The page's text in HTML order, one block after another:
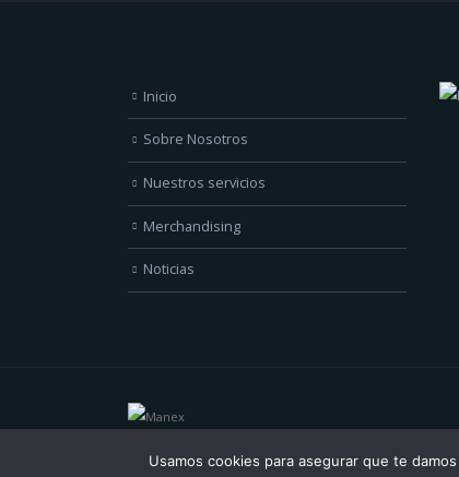
Inicio
Sobre Nosotros
Nuestros servicios
Merchandising
Noticias
Usamos cookies para asegurar que te